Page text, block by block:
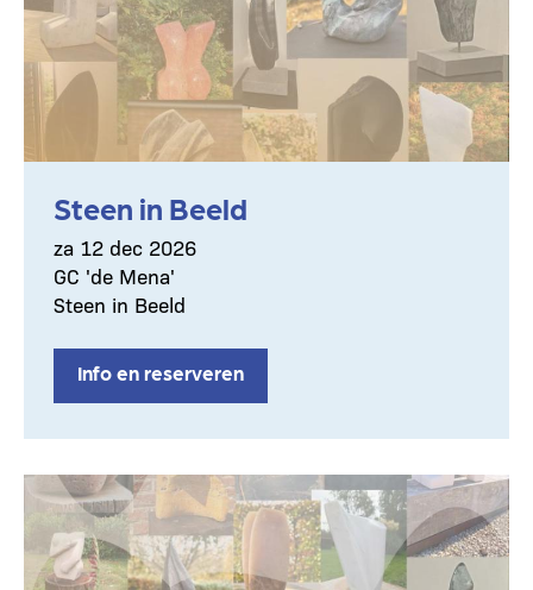
Steen in Beeld
za 12 dec 2026
GC 'de Mena'
Steen in Beeld
Info en reserveren